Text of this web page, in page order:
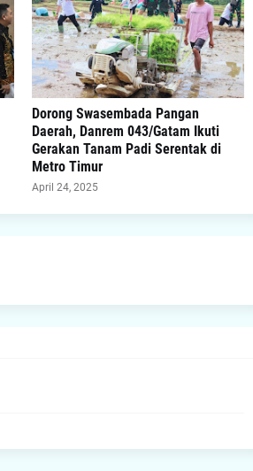
Dorong Swasembada Pangan
Daerah, Danrem 043/Gatam Ikuti
Gerakan Tanam Padi Serentak di
Metro Timur
April 24, 2025